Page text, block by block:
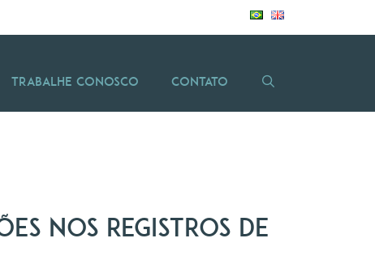
Trabalhe Conosco Contato
nos registros de